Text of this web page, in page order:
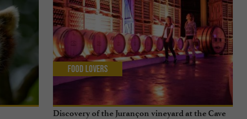
Discovery of the Jurançon vineyard at the Cave
Food Lovers